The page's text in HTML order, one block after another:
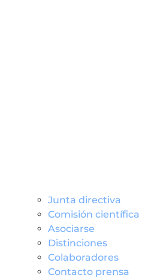
Junta directiva
Comisión científica
Asociarse
Distinciones
Colaboradores
Contacto prensa